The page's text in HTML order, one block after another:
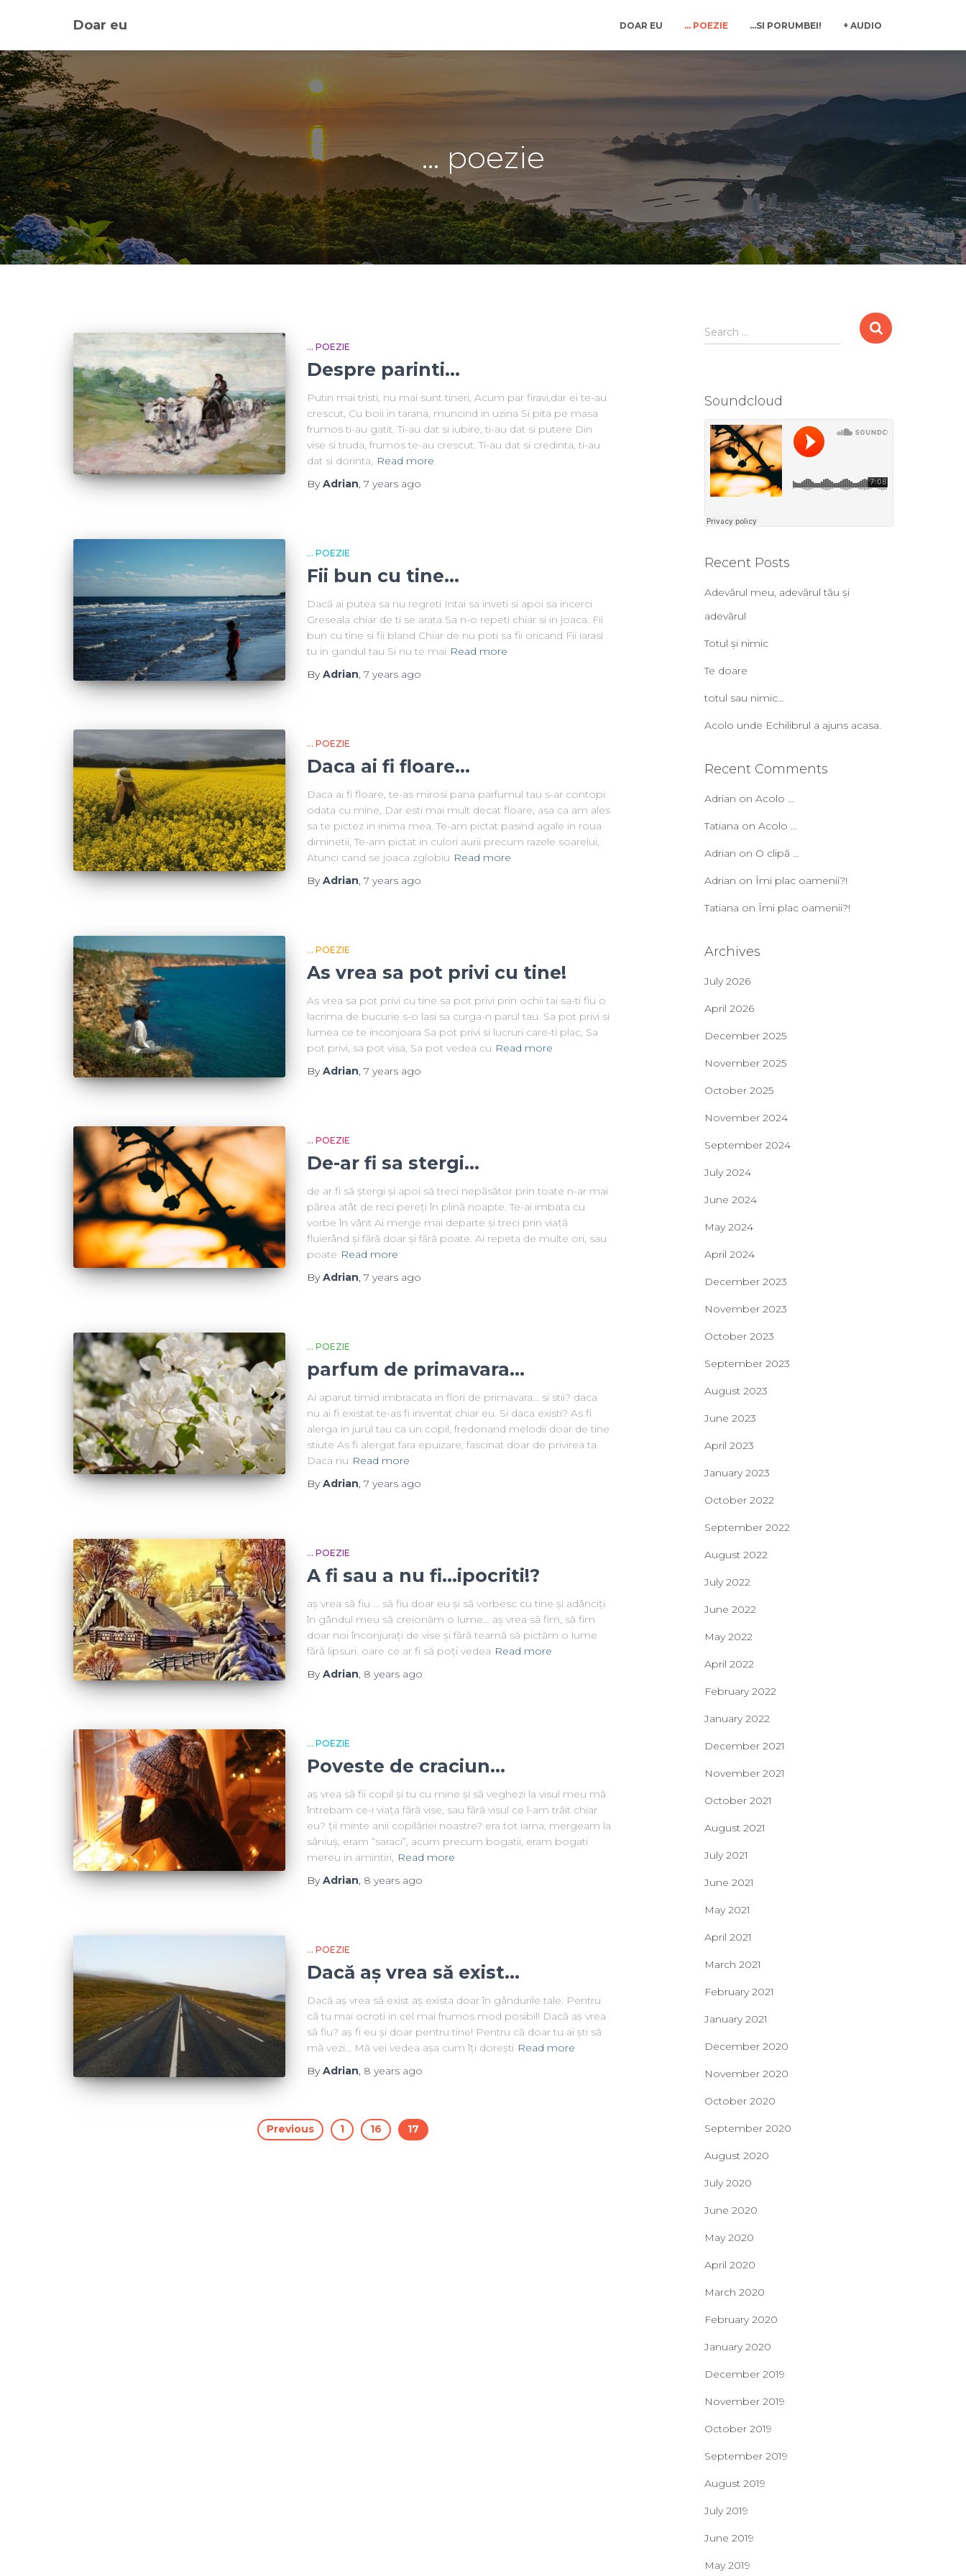
Doar eu DOAR EU … POEZIE …SI PORUMBEI! + AUDIO
… poezie
... POEZIE
Despre parinti…
Putin mai tristi, nu mai sunt tineri, Acum par firavi,dar ei te-au
crescut, Cu boii in tarana, muncind in uzina Si pita pe masa
frumos ti-au gatit. Ti-au dat si iubire, ti-au dat si putere Din
vise si truda, frumos te-au crescut. Ti-au dat si credinta, ti-au
dat si dorinta, Read more
ByAdrian, 7 years ago
... POEZIE
Fii bun cu tine…
Dacă ai putea sa nu regreti Intai sa inveti si apoi sa incerci
Greseala chiar de ti se arata Sa n-o repeti chiar si in joaca. Fii
bun cu tine si fii bland Chiar de nu poti sa fii oricand Fii iarasi
tu in gandul tau Si nu te mai Read more
ByAdrian, 7 years ago
... POEZIE
Daca ai fi floare…
Daca ai fi floare, te-as mirosi pana parfumul tau s-ar contopi
odata cu mine, Dar esti mai mult decat floare, asa ca am ales
sa te pictez in inima mea. Te-am pictat pasind agale in roua
diminetii, Te-am pictat in culori aurii precum razele soarelui,
Atunci cand se joaca zglobiu Read more
ByAdrian, 7 years ago
... POEZIE
As vrea sa pot privi cu tine!
As vrea sa pot privi cu tine sa pot privi prin ochii tai sa-ti fiu o
lacrima de bucurie s-o lasi sa curga-n parul tau. Sa pot privi si
lumea ce te inconjoara Sa pot privi si lucruri care-ti plac, Sa
pot privi, sa pot visa, Sa pot vedea cu Read more
ByAdrian, 7 years ago
... POEZIE
De-ar fi sa stergi…
de ar fi să ștergi și apoi să treci nepăsător prin toate n-ar mai
părea atât de reci pereți în plină noapte. Te-ai imbata cu
vorbe în vânt Ai merge mai departe și treci prin viață
fluierând și fără doar și fără poate. Ai repeta de multe ori, sau
poate Read more
ByAdrian, 7 years ago
... POEZIE
parfum de primavara…
Ai aparut timid imbracata in flori de primavara… si stii? daca
nu ai fi existat te-as fi inventat chiar eu. Si daca existi? As fi
alerga in jurul tau ca un copil, fredonand melodii doar de tine
stiute As fi alergat fara epuizare, fascinat doar de privirea ta.
Daca nu Read more
ByAdrian, 7 years ago
... POEZIE
A fi sau a nu fi…ipocriti!?
aș vrea să fiu … să fiu doar eu și să vorbesc cu tine și adânciți
în gândul meu să creionăm o lume… aș vrea să fim, să fim
doar noi înconjurați de vise și fără teamă să pictăm o lume
fără lipsuri. oare ce ar fi să poți vedea Read more
ByAdrian, 8 years ago
... POEZIE
Poveste de craciun…
aș vrea să fii copil și tu cu mine și să veghezi la visul meu mă
întrebam ce-i viața fără vise, sau fără visul ce l-am trăit chiar
eu? ții minte anii copilăriei noastre? era tot iarna, mergeam la
săniuș, eram “saraci”, acum precum bogatii, eram bogati
mereu in amintiri, Read more
ByAdrian, 8 years ago
... POEZIE
Dacă aș vrea să exist…
Dacă aș vrea să exist aș exista doar în gândurile tale. Pentru
că tu mai ocroti in cel mai frumos mod posibil! Dacă aș vrea
să fiu? aș fi eu și doar pentru tine! Pentru că doar tu ai ști să
mă vezi… Mă vei vedea așa cum îți dorești Read more
ByAdrian, 8 years ago
Previous 1 16 17
Search …
Soundcloud
Recent Posts
Adevărul meu, adevărul tău și
adevărul
Totul și nimic
Te doare
totul sau nimic…
Acolo unde Echilibrul a ajuns acasa.
Recent Comments
Adrian on Acolo …
Tatiana on Acolo …
Adrian on O clipă …
Adrian on Îmi plac oamenii?!
Tatiana on Îmi plac oamenii?!
Archives
July 2026
April 2026
December 2025
November 2025
October 2025
November 2024
September 2024
July 2024
June 2024
May 2024
April 2024
December 2023
November 2023
October 2023
September 2023
August 2023
June 2023
April 2023
January 2023
October 2022
September 2022
August 2022
July 2022
June 2022
May 2022
April 2022
February 2022
January 2022
December 2021
November 2021
October 2021
August 2021
July 2021
June 2021
May 2021
April 2021
March 2021
February 2021
January 2021
December 2020
November 2020
October 2020
September 2020
August 2020
July 2020
June 2020
May 2020
April 2020
March 2020
February 2020
January 2020
December 2019
November 2019
October 2019
September 2019
August 2019
July 2019
June 2019
May 2019